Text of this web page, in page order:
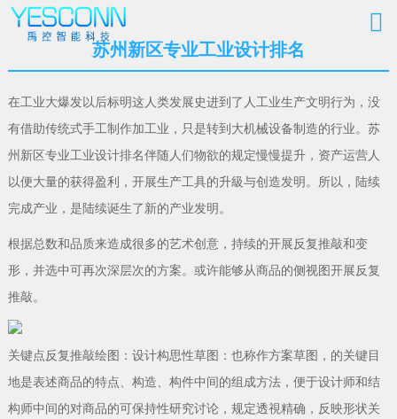
苏州新区专业工业设计排名
在工业大爆发以后标明这人类发展史进到了人工业生产文明行为，没
有借助传统式手工制作加工业，只是转到大机械设备制造的行业。苏
州新区专业工业设计排名伴随人们物欲的规定慢慢提升，资产运营人
以便大量的获得盈利，开展生产工具的升級与创造发明。所以，陆续
完成产业，是陆续诞生了新的产业发明。
根据总数和品质来造成很多的艺术创意，持续的开展反复推敲和变
形，并选中可再次深层次的方案。或许能够从商品的侧视图开展反复
推敲。
关键点反复推敲绘图：设计构思性草图：也称作方案草图，的关键目
地是表述商品的特点、构造、构件中间的组成方法，便于设计师和结
构师中间的对商品的可保持性研究讨论，规定透視精确，反映形状关